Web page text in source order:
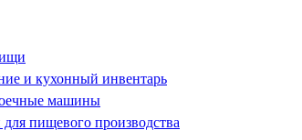
и кухонный инвентарь
машины
пищевого производства